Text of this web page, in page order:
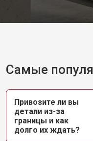
Самые
Привозите ли вы
детали из-за
границы и как
долго их ждать?